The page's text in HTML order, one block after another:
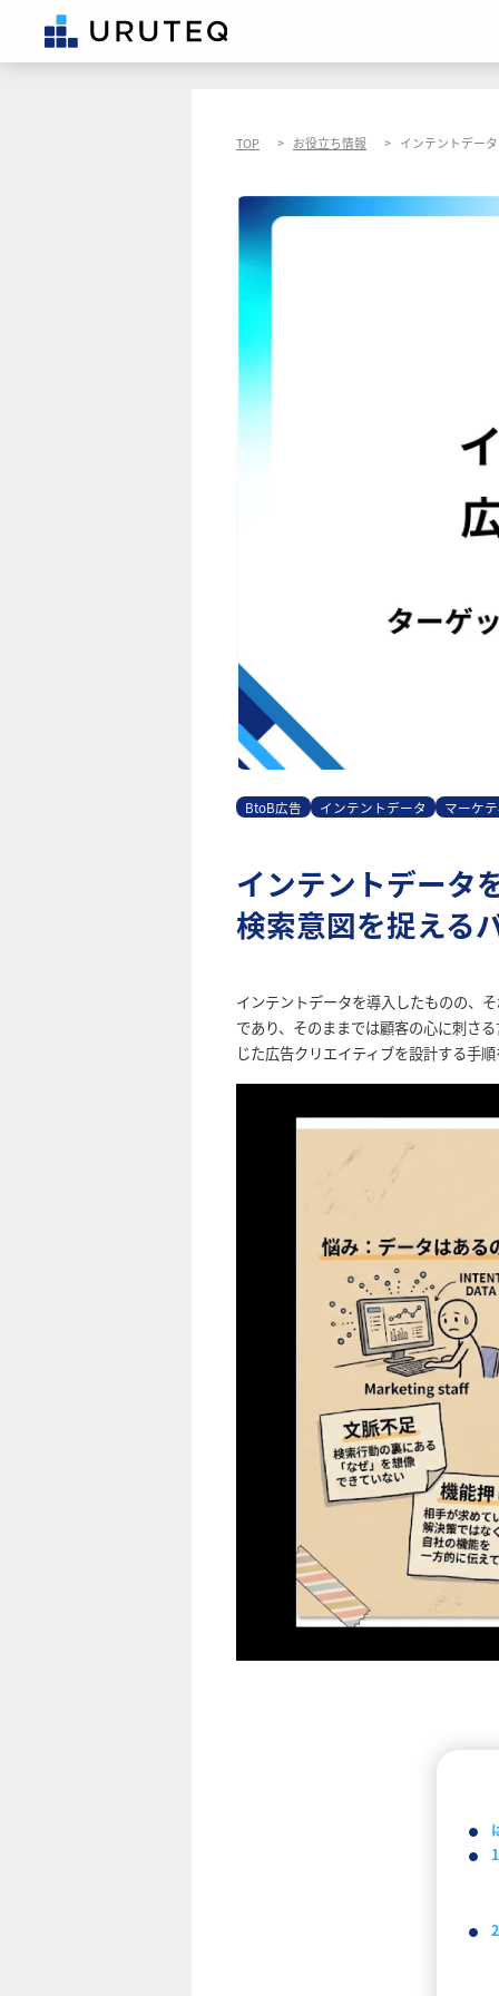
TOP お役立ち情報 インテントデー
BtoB広告 インテントデータ マーケ
インテントデータ
検索意図を捉える
インテントデータを導入したものの、
であり、そのままでは顧客の心に刺さ
じた広告クリエイティブを設計する手